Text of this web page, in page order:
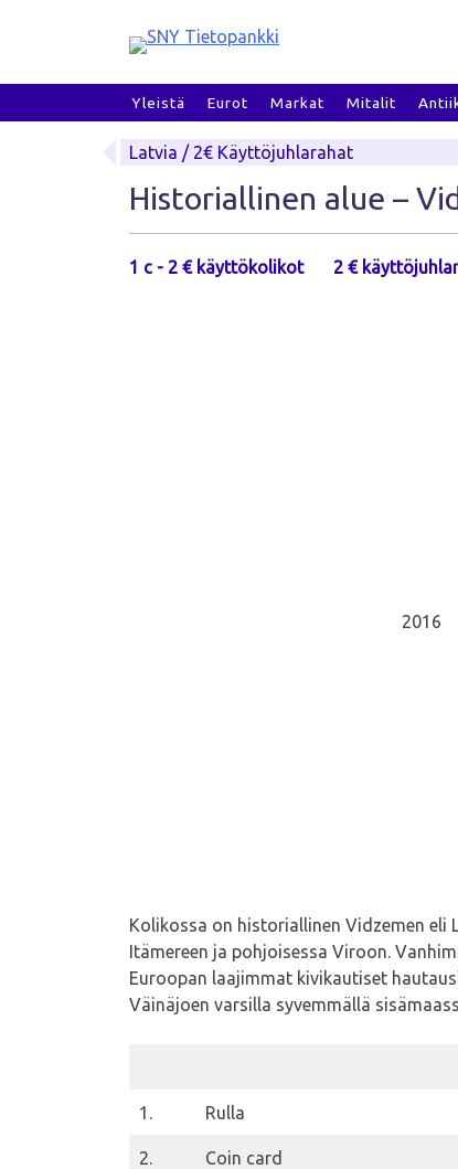
Yleistä
Eurot Markat Mitalit
Latvia / 2€ Käyttöjuhlarahat
Historiallinen alue –
1 c - 2 € käyttökolikot 2 €
2016
Kolikossa on historiallinen Vidzemen eli
Itämereen ja pohjoisessa Viroon.
Euroopan laajimmat kivikautiset
Väinäjoen varsilla syvemmällä
1. Rulla
2. Coin card